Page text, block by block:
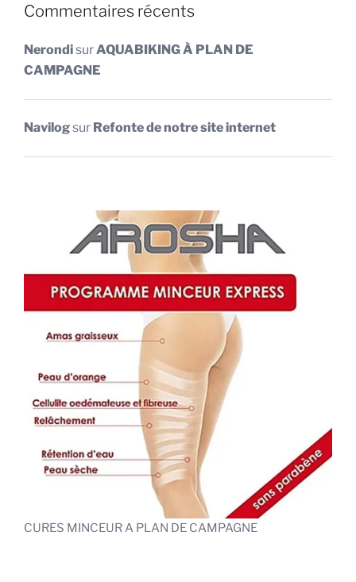
Commentaires récents
NerondisurAQUABIKING À PLAN DE
CAMPAGNE
Navilogsur Refonte de notre site internet
CURES MINCEUR A PLAN DE CAMPAGNE